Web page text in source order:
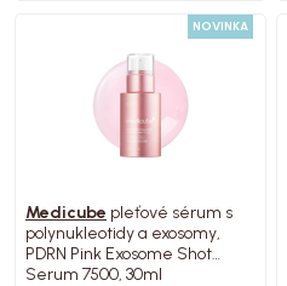
NOVINKA
Medicube pleťové sérum s
polynukleotidy a exosomy,
PDRN Pink Exosome Shot
Serum 7500, 30ml